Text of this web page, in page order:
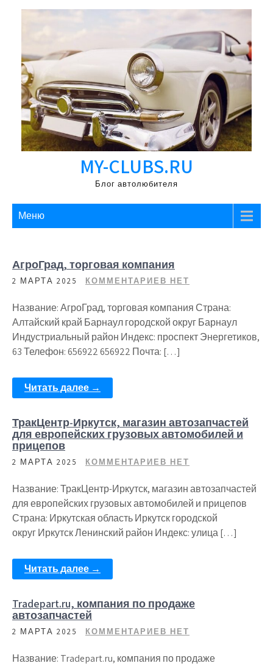
Перейти
MY-CLUBS.RU
Блог автолюбителя
Меню
АгроГрад, торговая компания
2 МАРТА 2025 КОММЕНТАРИЕВ НЕТ
Название: АгроГрад, торговая компания Страна:
Алтайский край Барнаул городской округ Барнаул
Индустриальный район Индекс: проспект Энергетиков,
63 Телефон: 656922 656922 Почта: […]
Читать далее →
ТракЦентр-Иркутск, магазин автозапчастей
для европейских грузовых автомобилей и
прицепов
2 МАРТА 2025 КОММЕНТАРИЕВ НЕТ
Название: ТракЦентр-Иркутск, магазин автозапчастей
для европейских грузовых автомобилей и прицепов
Страна: Иркутская область Иркутск городской
округ Иркутск Ленинский район Индекс: улица […]
Читать далее →
Tradepart.ru, компания по продаже
автозапчастей
2 МАРТА 2025 КОММЕНТАРИЕВ НЕТ
Название: Tradepart.ru, компания по продаже